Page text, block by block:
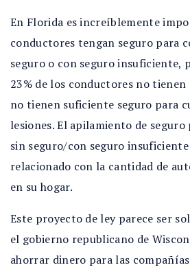
En Florida es increíblemente
conductores tengan seguro para
seguro o con seguro insuficiente,
23% de los conductores no tienen
no tienen suficiente seguro para
lesiones. El apilamiento de
sin seguro/con seguro
relacionado con la cantidad de
en su hogar.
Este proyecto de ley parece ser
el gobierno republicano de
ahorrar dinero para las